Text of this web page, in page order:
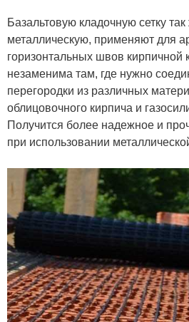
Базальтовую кладочную сетку так
металлическую, применяют для
горизонтальных швов кирпичной
незаменима там, где нужно
перегородки из различных
облицовочного кирпича и
Получится более надежное и
при использовании